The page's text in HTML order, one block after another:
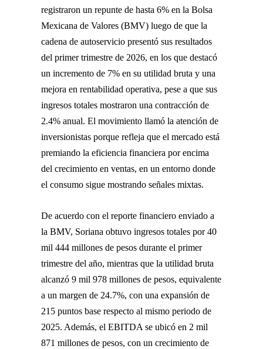
registraron un repunte de hasta 6% en la Bolsa
Mexicana de Valores (BMV) luego de que la
cadena de autoservicio presentó sus resultados
del primer trimestre de 2026, en los que destacó
un incremento de 7% en su utilidad bruta y una
mejora en rentabilidad operativa, pese a que sus
ingresos totales mostraron una contracción de
2.4% anual. El movimiento llamó la atención de
inversionistas porque refleja que el mercado está
premiando la eficiencia financiera por encima
del crecimiento en ventas, en un entorno donde
el consumo sigue mostrando señales mixtas.
De acuerdo con el reporte financiero enviado a
la BMV, Soriana obtuvo ingresos totales por 40
mil 444 millones de pesos durante el primer
trimestre del año, mientras que la utilidad bruta
alcanzó 9 mil 978 millones de pesos, equivalente
a un margen de 24.7%, con una expansión de
215 puntos base respecto al mismo periodo de
2025. Además, el EBITDA se ubicó en 2 mil
871 millones de pesos, con un crecimiento de